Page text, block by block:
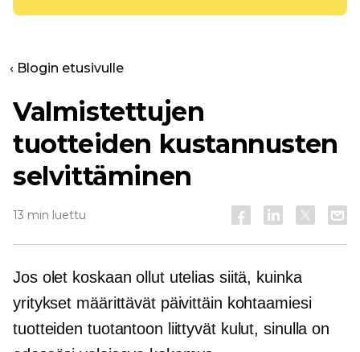
‹ Blogin etusivulle
Valmistettujen
tuotteiden kustannusten
selvittäminen
13 min luettu
Jos olet koskaan ollut utelias siitä, kuinka
yritykset määrittävät päivittäin kohtaamiesi
tuotteiden tuotantoon liittyvät kulut, sinulla on